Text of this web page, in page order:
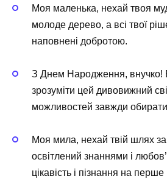
Моя маленька, нехай твоя
молоде дерево, а всі твої
наповнені добротою.
З Днем Народження, внучко!
зрозуміти цей дивовижний
можливостей завжди
Моя мила, нехай твій шлях
освітлений знаннями і
цікавість і пізнання на перше